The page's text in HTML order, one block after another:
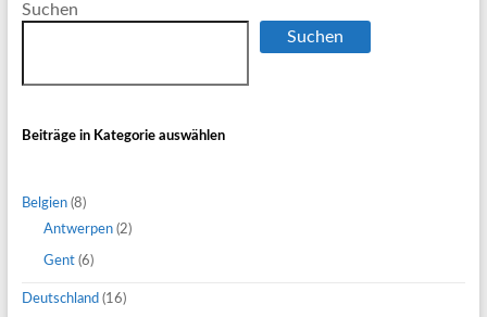
Suchen
Suchen
Beiträge in Kategorie auswählen
Belgien(8)
Antwerpen(2)
Gent(6)
Deutschland (16)